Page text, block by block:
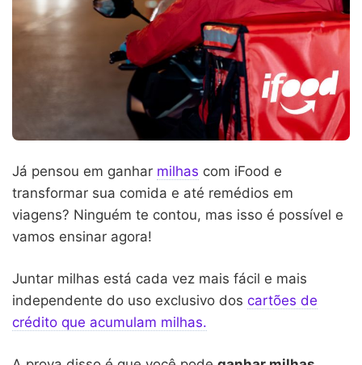
Já pensou em ganhar milhas com iFood e
transformar sua comida e até remédios em
viagens? Ninguém te contou, mas isso é possível e
vamos ensinar agora!
Juntar milhas está cada vez mais fácil e mais
independente do uso exclusivo dos cartões de
crédito que acumulam milhas.